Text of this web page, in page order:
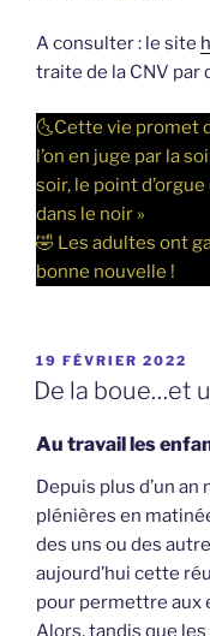
A consulter : le site
traite de la CNV
🌜Cette vie promet
l’on en juge par la
soir, le point
dans le noir »
🤣 Les adultes ont
bonne nouvelle !
PUBLIÉ
LE
19 FÉVRIER 2022
De la boue…et
Au travail les
Depuis plus d’un
plénières en
des uns ou des
aujourd’hui cette
pour permettre aux
Alors, tandis que